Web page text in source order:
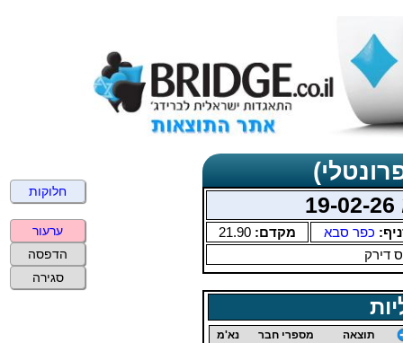
כפר סבא מקדם: 21.90
דירק
תוצאה מספרי חבר נא'מ
חלוקות
ערעור
הדפסה
סגירה